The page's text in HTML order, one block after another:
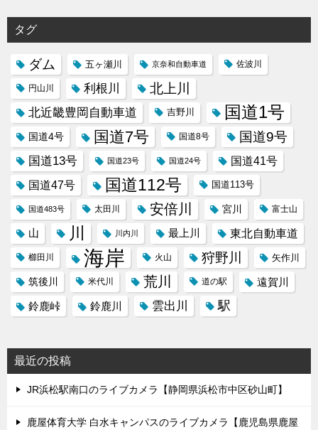
タグ
ダム 五ヶ瀬川 京奈和自動車道 佐波川
円山川 利根川 北上川
北近畿豊岡自動車道 吉野川 国道1号
国道4号 国道7号 国道8号 国道9号
国道13号 国道23号 国道24号 国道41号
国道47号 国道112号 国道113号
国道483号 太田川 安倍川 宮川 富士山
山 川 川内川 最上川 東北自動車道
櫛田川 海岸 火山 狩野川 矢作川
筑後川 米代川 荒川 道の駅
遠賀川
鈴鹿峠
鈴鹿川 雲出川 駅
最近の投稿
JR浜松駅南口のライブカメラ【静岡県浜松市中区砂山町】
鹿屋体育大学 白水キャンパスのライブカメラ【鹿児島県鹿屋